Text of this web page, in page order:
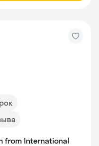
from International